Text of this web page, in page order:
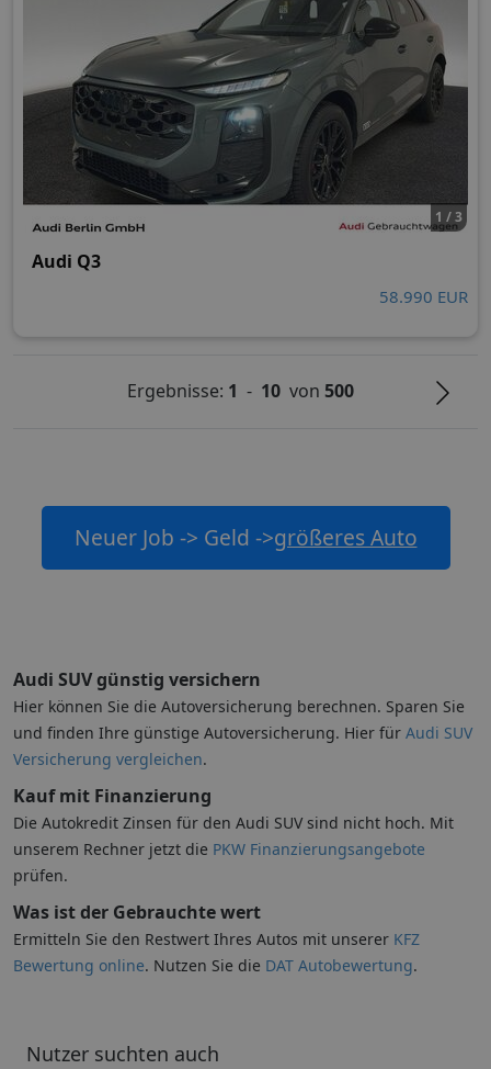
Nutzer suchten auch
1 / 3
Audi Q3
58.990 EUR
Ergebnisse: 1 - 10 von500
Neuer Job -> Geld ->größeres Auto
Audi SUV günstig versichern
Hier können Sie die Autoversicherung berechnen. Sparen Sie
und finden Ihre günstige Autoversicherung. Hier für Audi SUV
Versicherung vergleichen.
Kauf mit Finanzierung
Die Autokredit Zinsen für den Audi SUV sind nicht hoch. Mit
unserem Rechner jetzt die PKW Finanzierungsangebote
prüfen.
Was ist der Gebrauchte wert
Ermitteln Sie den Restwert Ihres Autos mit unserer KFZ
Bewertung online. Nutzen Sie die DAT Autobewertung.